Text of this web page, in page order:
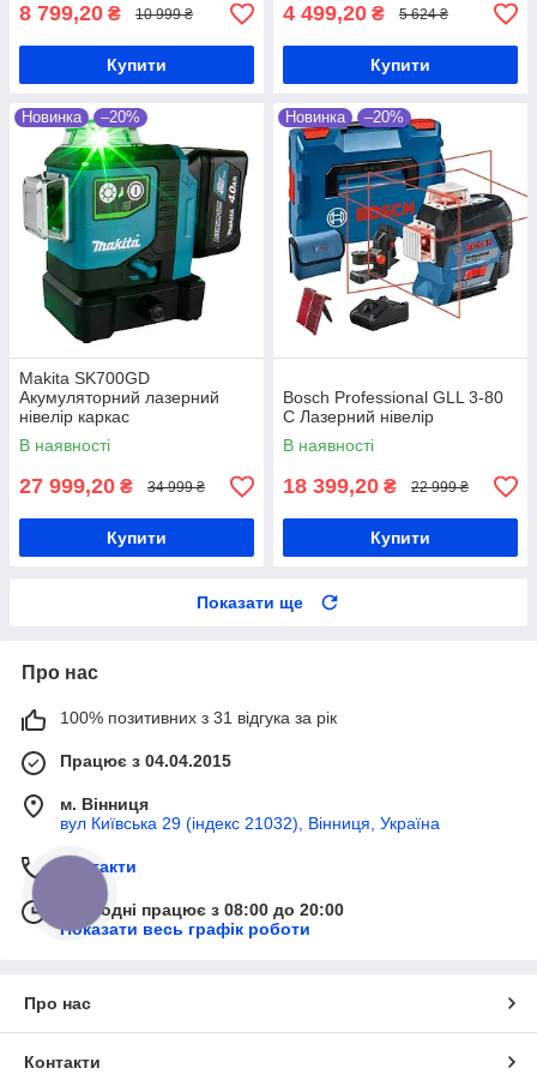
8 799,20 ₴ 10 999 ₴
Купити
4 499,20 ₴ 5 624 ₴
Купити
Новинка –20%
Makita SK700GD
Акумуляторний лазерний
нівелір каркас
В наявності
27 999,20 ₴ 34 999 ₴
Купити
Новинка –20%
Bosch Professional GLL 3-80
C Лазерний нівелір
В наявності
18 399,20 ₴ 22 999 ₴
Купити
Показати ще
Про нас
100% позитивних з 31 відгука за рік
Працює з 04.04.2015
м. Вінниця
вул Київська 29 (індекс 21032), Вінниця, Україна
Контакти
Сьогодні працює з 08:00 до 20:00
Показати весь графік роботи
Про нас
Контакти